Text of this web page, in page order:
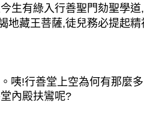
生有綠入行善聖門劾聖學
地藏王菩薩,徒兒務必提起
!行善堂上空為何有那麼多
內殿扶鸞呢?